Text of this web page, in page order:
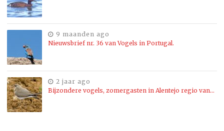
9 maanden ago
Nieuwsbrief nr. 36 van Vogels in Portugal.
2 jaar ago
Bijzondere vogels, zomergasten in Alentejo regio van…